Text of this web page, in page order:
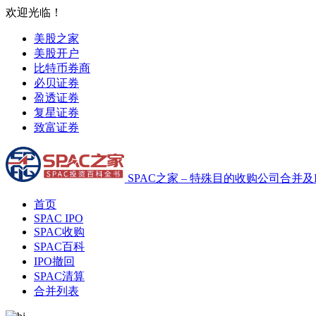
欢迎光临！
美股之家
美股开户
比特币券商
必贝证券
盈透证券
复星证券
致富证券
SPAC之家 – 特殊目的收购公司合并
首页
SPAC IPO
SPAC收购
SPAC百科
IPO撤回
SPAC清算
合并列表